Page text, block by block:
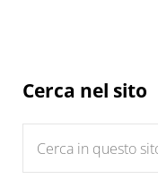
Sidebar
Cerca nel sito